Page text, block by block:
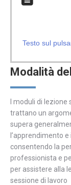
Testo sul
Modalità
I moduli di
trattano un
supera
l’apprendimento
consentendo la
professionista e
per assistere alla
sessione di lavoro